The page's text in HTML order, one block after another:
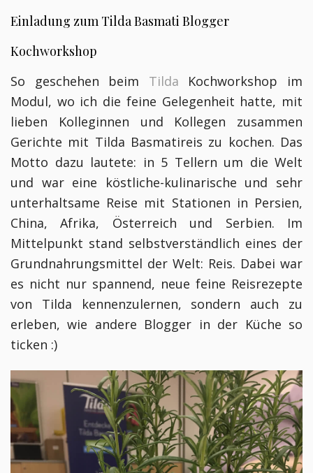
Einladung zum Tilda Basmati Blogger
Kochworkshop
So geschehen beim Tilda Kochworkshop im
Modul, wo ich die feine Gelegenheit hatte, mit
lieben Kolleginnen und Kollegen zusammen
Gerichte mit Tilda Basmatireis zu kochen. Das
Motto dazu lautete: in 5 Tellern um die Welt
und war eine köstliche-kulinarische und sehr
unterhaltsame Reise mit Stationen in Persien,
China, Afrika, Österreich und Serbien. Im
Mittelpunkt stand selbstverständlich eines der
Grundnahrungsmittel der Welt: Reis. Dabei war
es nicht nur spannend, neue feine Reisrezepte
von Tilda kennenzulernen, sondern auch zu
erleben, wie andere Blogger in der Küche so
ticken :)